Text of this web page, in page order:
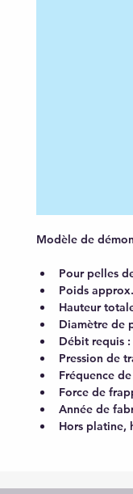
Modèle de
Pour pelles
Poids
Hauteur
Diamètre de
Débit requis
Pression de
Fréquence
Force de
Année de
Hors platine,